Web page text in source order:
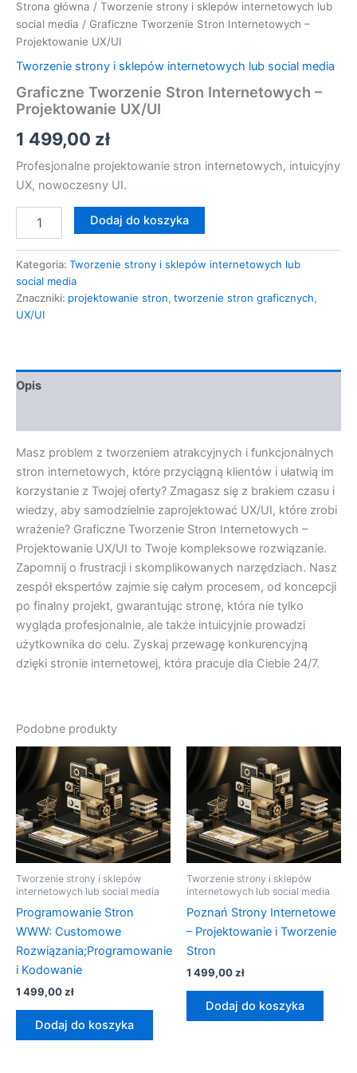
Strona główna / Tworzenie strony i sklepów internetowych lub
social media / Graficzne Tworzenie Stron Internetowych –
Projektowanie UX/UI
Tworzenie strony i sklepów internetowych lub social media
Graficzne Tworzenie Stron Internetowych –
Projektowanie UX/UI
1 499,00 zł
Profesjonalne projektowanie stron internetowych, intuicyjny
UX, nowoczesny UI.
Dodaj do koszyka
Kategoria: Tworzenie strony i sklepów internetowych lub
social media
Znaczniki: projektowanie stron, tworzenie stron graficznych,
UX/UI
Opis
Masz problem z tworzeniem atrakcyjnych i funkcjonalnych
stron internetowych, które przyciągną klientów i ułatwią im
korzystanie z Twojej oferty? Zmagasz się z brakiem czasu i
wiedzy, aby samodzielnie zaprojektować UX/UI, które zrobi
wrażenie? Graficzne Tworzenie Stron Internetowych –
Projektowanie UX/UI to Twoje kompleksowe rozwiązanie.
Zapomnij o frustracji i skomplikowanych narzędziach. Nasz
zespół ekspertów zajmie się całym procesem, od koncepcji
po finalny projekt, gwarantując stronę, która nie tylko
wygląda profesjonalnie, ale także intuicyjnie prowadzi
użytkownika do celu. Zyskaj przewagę konkurencyjną
dzięki stronie internetowej, która pracuje dla Ciebie 24/7.
Podobne produkty
Tworzenie strony i sklepów
internetowych lub social media
Programowanie Stron
WWW: Customowe
Rozwiązania;Programowanie
i Kodowanie
1 499,00zł
Dodaj do koszyka
Tworzenie strony i sklepów
internetowych lub social media
Poznań Strony Internetowe
– Projektowanie i Tworzenie
Stron
1 499,00zł
Dodaj do koszyka